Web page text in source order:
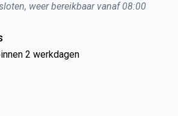
weer bereikbaar vanaf 08:00
2 werkdagen